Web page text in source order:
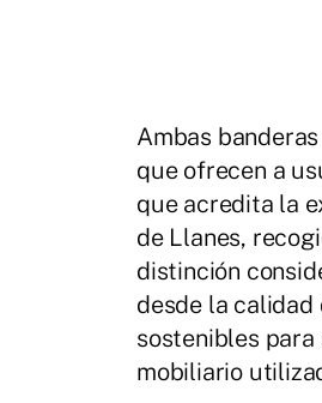
Ambas
que ofrecen a
que acredita la
de Llanes,
distinción
desde la calidad
sostenibles
mobiliario